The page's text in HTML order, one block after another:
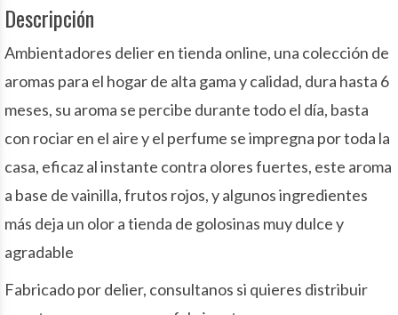
Descripción
Ambientadores delier en tienda online, una colección de
aromas para el hogar de alta gama y calidad, dura hasta 6
meses, su aroma se percibe durante todo el día, basta
con rociar en el aire y el perfume seimpregna por toda la
casa, eficaz al instante contra olores fuertes, este aroma
a base de vainilla, frutos rojos, y algunos ingredientes
más deja un olor a tienda de golosinas muy dulce y
agradable
Fabricado por delier, consultanos si quieres distribuir